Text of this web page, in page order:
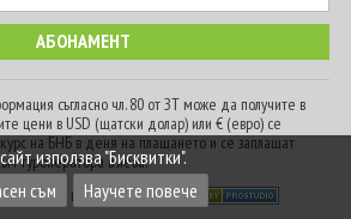
съгласно чл. 80 от ЗТ може да получите в
цени в USD (щатски долар) или € (евро) се
на БНБ в деня на плащането и се заплащат
туроператора в лева.
Всички права запазени
използва "Бисквитки".
съм
Научете повече